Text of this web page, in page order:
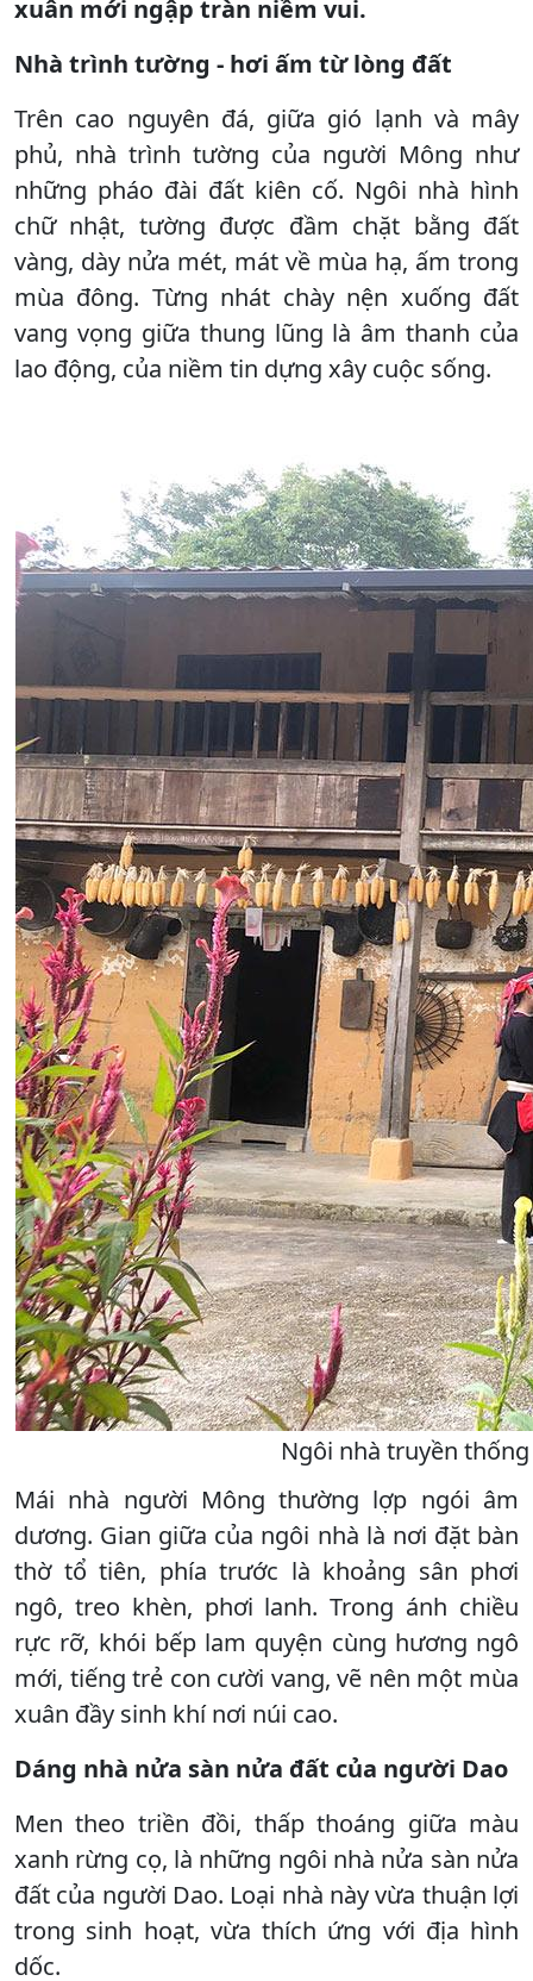
xuân mới ngập tràn niềm vui.
Nhà trình tường - hơi ấm từ lòng đất
Trên cao nguyên đá, giữa gió lạnh và mây
phủ, nhà trình tường của người Mông như
những pháo đài đất kiên cố. Ngôi nhà hình
chữ nhật, tường được đầm chặt bằng đất
vàng, dày nửa mét, mát về mùa hạ, ấm trong
mùa đông. Từng nhát chày nện xuống đất
vang vọng giữa thung lũng là âm thanh của
lao động, của niềm tin dựng xây cuộc sống.
Ngôi nhà truyền
Mái nhà người Mông thường lợp ngói âm
dương. Gian giữa của ngôi nhà là nơi đặt bàn
thờ tổ tiên, phía trước là khoảng sân phơi
ngô, treo khèn, phơi lanh. Trong ánh chiều
rực rỡ, khói bếp lam quyện cùng hương ngô
mới, tiếng trẻ con cười vang, vẽ nên một mùa
xuân đầy sinh khí nơi núi cao.
Dáng nhà nửa sàn nửa đất của người Dao
Men theo triền đồi, thấp thoáng giữa màu
xanh rừng cọ, là những ngôi nhà nửa sàn nửa
đất của người Dao. Loại nhà này vừa thuận lợi
trong sinh hoạt, vừa thích ứng với địa hình
dốc.